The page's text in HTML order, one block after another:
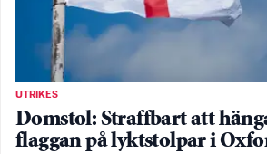
UTRIKES
Domstol: Straffbart att
flaggan på lyktstolpar i